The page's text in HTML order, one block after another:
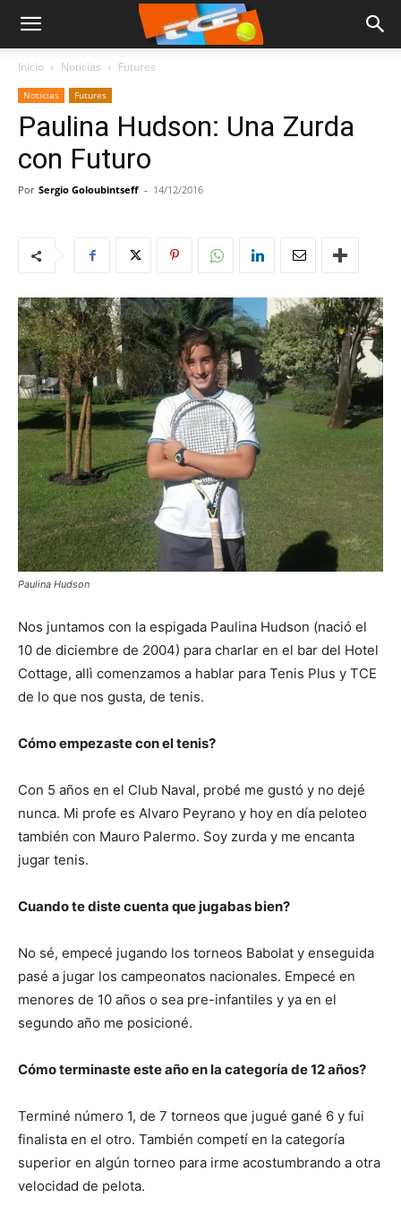
Inicio Noticias Futures
Noticias Futures
Paulina Hudson: Una Zurda
con Futuro
Por Sergio Goloubintseff - 14/12/2016
Paulina Hudson
Nos juntamos con la espigada Paulina Hudson (nació el
10 de diciembre de 2004) para charlar en el bar del Hotel
Cottage, allì comenzamos a hablar para Tenis Plus y TCE
de lo que nos gusta, de tenis.
Cómo empezaste con el tenis?
Con 5 años en el Club Naval, probé me gustó y no dejé
nunca. Mi profe es Alvaro Peyrano y hoy en día peloteo
también con Mauro Palermo. Soy zurda y me encanta
jugar tenis.
Cuando te diste cuenta que jugabas bien?
No sé, empecé jugando los torneos Babolat y enseguida
pasé a jugar los campeonatos nacionales. Empecé en
menores de 10 años o sea pre-infantiles y ya en el
segundo año me posicioné.
Cómo terminaste este año en la categoría de 12 años?
Terminé número 1, de 7 torneos que jugué gané 6 y fui
finalista en el otro. También competí en la categoría
superior en algún torneo para irme acostumbrando a otra
velocidad de pelota.